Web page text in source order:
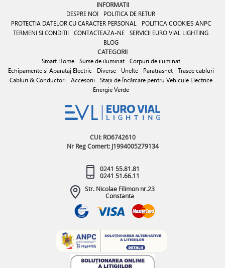
INFORMATII
DESPRE NOI
POLITICA DE RETUR
PROTECTIA DATELOR CU CARACTER PERSONAL
POLITICA COOKIES ANPC
TERMENI SI CONDITII
CONTACTEAZA-NE SERVICII EURO VIAL LIGHTING
BLOG
CATEGORII
Smart Home Surse de iluminat
Corpuri de iluminat
Echipamente si Aparataj Electric
Diverse Unelte Paratrasnet
Trasee cabluri
Cabluri & Conductori
Accesorii
Stații de Încărcare pentru Vehicule Electrice
Energie Verde
CUI: RO6742610
Nr Reg Comert: J1994005279134
0241 55.81.81
0241 51.66.11
Str. Nicolae Filimon nr.23
Constanta